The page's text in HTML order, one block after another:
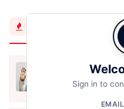
मैं शून्य पे सवार हूँ
Jun 16, 2020
Sign in to